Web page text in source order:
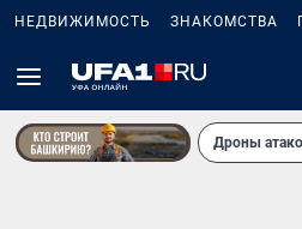
НЕДВИЖИМОСТЬ ЗНАКОМСТВА
Дроны